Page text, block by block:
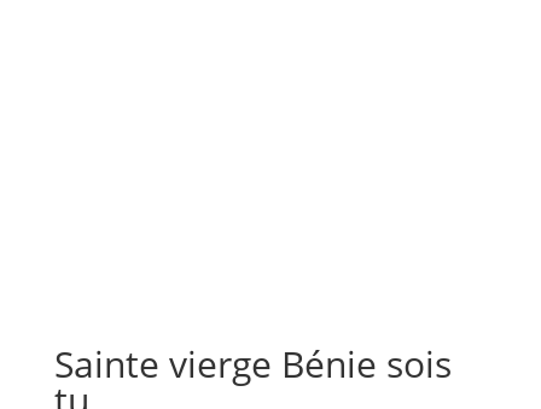
Sainte vierge Bénie sois